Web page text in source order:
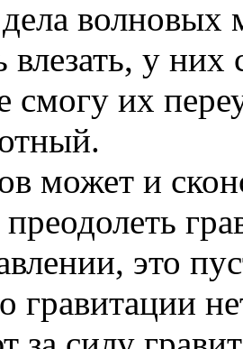
волновых
влезать, у
смогу их
может и
это
гравитации